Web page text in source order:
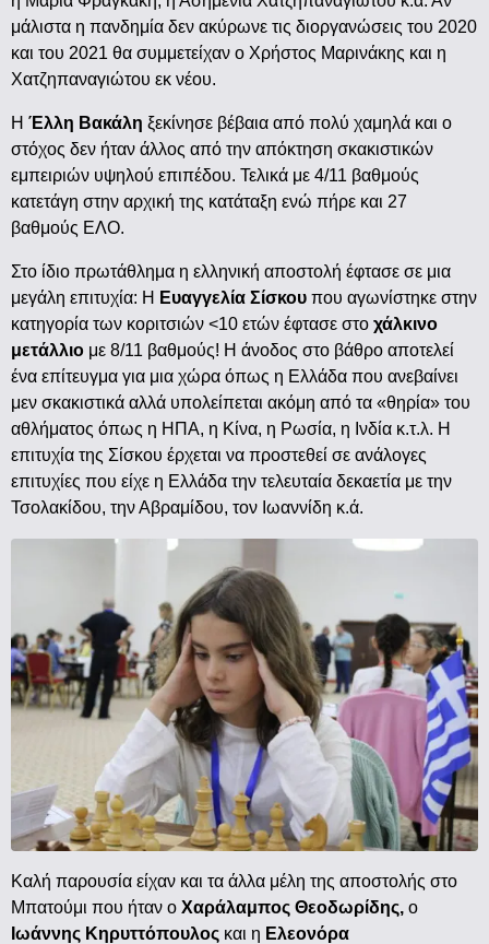
μάλιστα η πανδημία δεν ακύρωνε τις διοργανώσεις του 2020
και του 2021 θα συμμετείχαν ο Χρήστος Μαρινάκης και η
Χατζηπαναγιώτου εκ νέου.
Η Έλλη Βακάλη ξεκίνησε βέβαια από πολύ χαμηλά και ο
στόχος δεν ήταν άλλος από την απόκτηση σκακιστικών
εμπειριών υψηλού επιπέδου. Τελικά με 4/11 βαθμούς
κατετάγη στην αρχική της κατάταξη ενώ πήρε και 27
βαθμούς ΕΛΟ.
Στο ίδιο πρωτάθλημα η ελληνική αποστολή έφτασε σε μια
μεγάλη επιτυχία: Η Ευαγγελία Σίσκου που αγωνίστηκε στην
κατηγορία των κοριτσιών <10 ετών έφτασε στο χάλκινο
μετάλλιο με 8/11 βαθμούς! Η άνοδος στο βάθρο αποτελεί
ένα επίτευγμα για μια χώρα όπως η Ελλάδα που ανεβαίνει
μεν σκακιστικά αλλά υπολείπεται ακόμη από τα «θηρία» του
αθλήματος όπως η ΗΠΑ, η Κίνα, η Ρωσία, η Ινδία κ.τ.λ. Η
επιτυχία της Σίσκου έρχεται να προστεθεί σε ανάλογες
επιτυχίες που είχε η Ελλάδα την τελευταία δεκαετία με την
Τσολακίδου, την Αβραμίδου, τον Ιωαννίδη κ.ά.
Καλή παρουσία είχαν και τα άλλα μέλη της αποστολής στο
Μπατούμι που ήταν ο Χαράλαμπος Θεοδωρίδης, ο
Ιωάννης Κηρυττόπουλος και η Ελεονόρα